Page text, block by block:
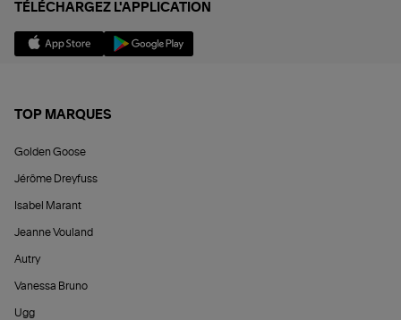
TÉLÉCHARGEZ L'APPLICATION
TOP MARQUES
Golden Goose
Jérôme Dreyfuss
Isabel Marant
Jeanne Vouland
Autry
Vanessa Bruno
Ugg